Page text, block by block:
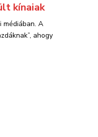
kínaiak
médiában. A
ahogy